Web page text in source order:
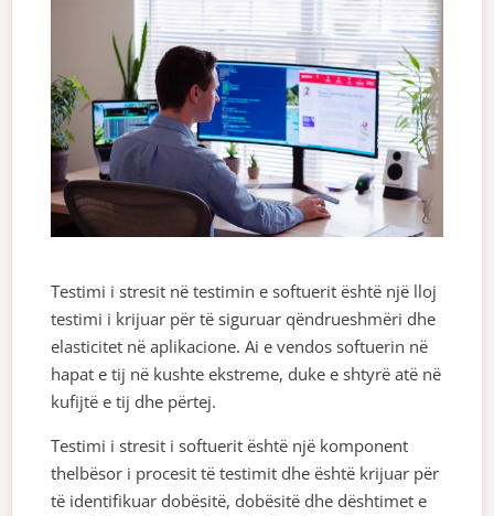
Testimi i stresit në testimin e softuerit është një lloj
testimi i krijuar për të siguruar qëndrueshmëri dhe
elasticitet në aplikacione. Ai e vendos softuerin në
hapat e tij në kushte ekstreme, duke e shtyrë atë në
kufijtë e tij dhe përtej.
Testimi i stresit i softuerit është një komponent
thelbësor i procesit të testimit dhe është krijuar për
të identifikuar dobësitë, dobësitë dhe dështimet e